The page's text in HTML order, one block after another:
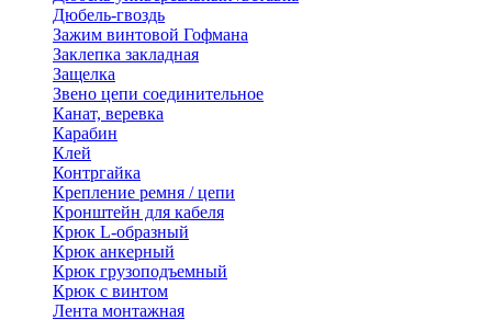
Дюбель-гвоздь
Зажим винтовой Гофмана
Заклепка закладная
Защелка
Звено цепи соединительное
Канат, веревка
Карабин
Клей
Контргайка
Крепление ремня / цепи
Кронштейн для кабеля
Крюк L-образный
Крюк анкерный
Крюк грузоподъемный
Крюк с винтом
Лента монтажная